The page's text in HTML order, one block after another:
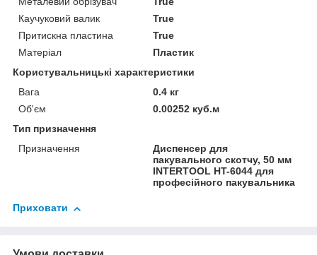
Каучуковий валик
True
Притискна пластина
True
Матеріал
Пластик
Користувальницькі характеристики
Вага
0.4 кг
Об'єм
0.00252 куб.м
Тип призначення
Призначення
Диспенсер для
пакувального скотчу, 50 мм
INTERTOOL HT-6044 для
професійного пакувальника
Приховати